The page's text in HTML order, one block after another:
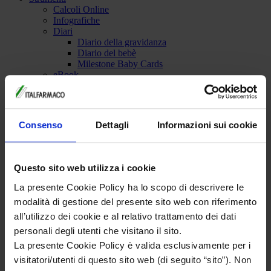
Consenso Dettagli Informazioni sui cookie
Questo sito web utilizza i cookie
La presente Cookie Policy ha lo scopo di descrivere le
modalità di gestione del presente sito web con riferimento
all’utilizzo dei cookie e al relativo trattamento dei dati
personali degli utenti che visitano il sito.
La presente Cookie Policy è valida esclusivamente per i
visitatori/utenti di questo sito web (di seguito “sito”). Non
Calcoli Online
Infografiche
Diari
Diario della gravidanza
Diario del bebè
Milestone Baby Cards
eBook
Fertilità e alimentazione in epoca pre-
Prime pappe: ricette per lo svezzamento.
Quiz
Video
7 consigli per dormire meglio durante la
gravidanza
I milestone della gravidanza. Che cosa ti aspetta?
Stanchezza in gravidanza: 5 consigli per avere
più energia.
Come alleviare il mal di schiena in gravidanza
durante la gravidanza
Che cosa sogni in gravidanza?